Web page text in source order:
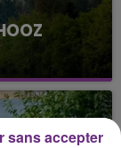
situation
est toujours
sans accepter